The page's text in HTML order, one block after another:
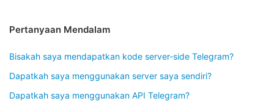
Pertanyaan Mendalam
Bisakah saya mendapatkan kode server-side Telegram?
Dapatkah saya menggunakan server saya sendiri?
Dapatkah saya menggunakan API Telegram?